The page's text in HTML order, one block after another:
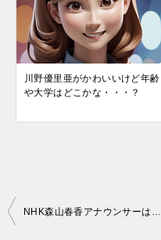
川野優里亜がかわいいけど年齢
や大学はどこかな・・・？
投
NHK森山春香アナウンサーは拒食症？美脚、身長プロフまとめ！